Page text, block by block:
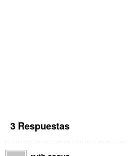
3 Respuestas